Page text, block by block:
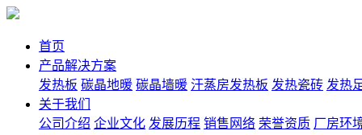
首页
产品解决方案
发热板 碳晶地暖 碳晶墙暖 汗蒸房发热板 发热瓷砖 发热
关于我们
公司介绍 企业文化 发展历程 销售网络 荣誉资质 厂房环